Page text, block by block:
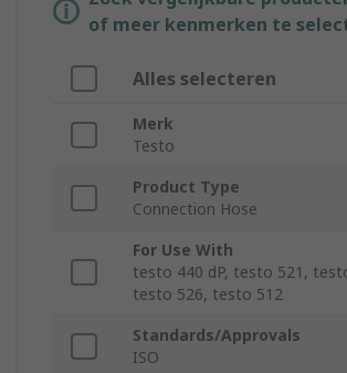
of meer kenmerken te
Alles selecteren
Merk
Testo
Product Type
Connection Hose
For Use With
testo 440 dP, testo 521,
testo 526, testo 512
Standards/Approvals
ISO